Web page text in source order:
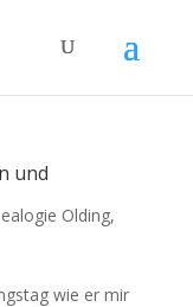
und
Olding,
wie er mir